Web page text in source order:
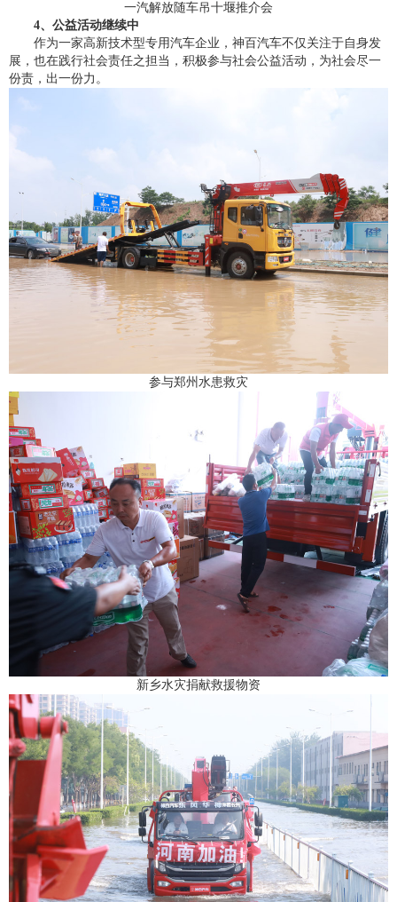
一汽解放随车吊十堰推介会
4、公益活动继续中
作为一家高新技术型专用汽车企业，神百汽车不仅关注于自身发
展，也在践行社会责任之担当，积极参与社会公益活动，为社会尽一
份责，出一份力。
参与郑州水患救灾
新乡水灾捐献救援物资